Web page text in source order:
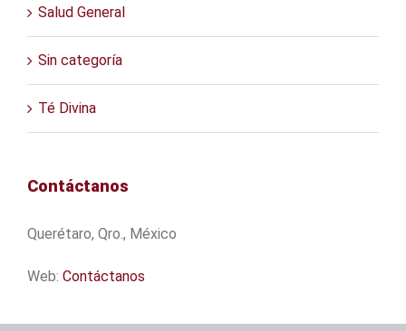
Salud General
Sin categoría
Té Divina
Contáctanos
Querétaro, Qro., México
Web: Contáctanos